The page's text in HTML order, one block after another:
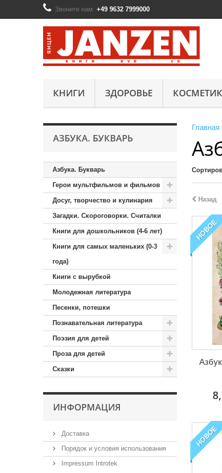
Звоните нам: +49 9632 7999000
КНИГИ ЗДОРОВЬЕ
АЗБУКА. БУКВАРЬ
Азбука. Букварь
Герои мультфильмов и фильмов
Досуг, творчество и кулинария
Загадки. Скороговорки. Считалки
Книги для дошкольников (4-6 лет)
Книги для самых маленьких (0-3
года)
Книги с вырубкой
Молодежная литература
Песенки, потешки
Познавательная литература
Поэзия для детей
Проза для детей
Сказки
ИНФОРМАЦИЯ
Доставка
Порядок и условия использования
Impressum Introtek
Главная
Назад
НОВОЕ
НОВОЕ